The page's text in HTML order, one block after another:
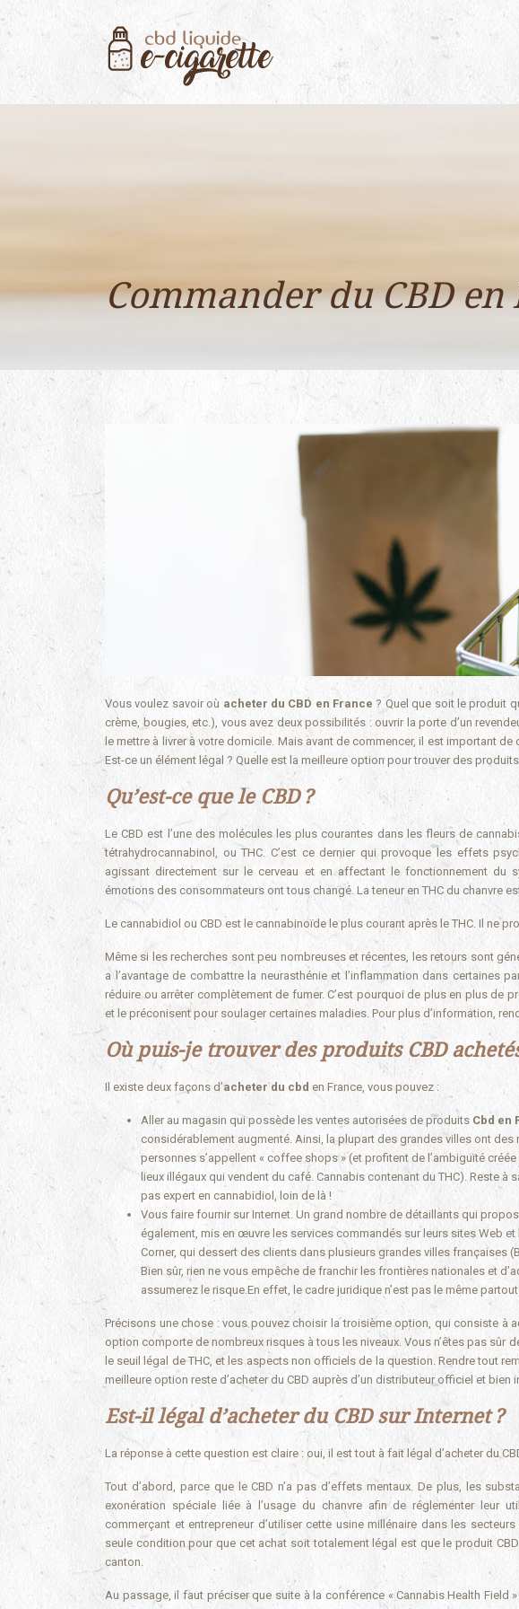
Commander du CBD
Vous voulez savoir où acheter du CBD en France ? Quel que soit le produit
crème, bougies, etc.), vous avez deux possibilités : ouvrir la porte d’un
le mettre à livrer à votre domicile. Mais avant de commencer, il est important
Est-ce un élément légal ? Quelle est la meilleure option pour trouver des produits
Qu’est-ce que le CBD ?
Le CBD est l’une des molécules les plus courantes dans les fleurs de
tétrahydrocannabinol, ou THC. C’est ce dernier qui provoque les effets
agissant directement sur le cerveau et en affectant le fonctionnement du
émotions des consommateurs ont tous changé. La teneur en THC du chanvre
Le cannabidiol ou CBD est le cannabinoïde le plus courant après le THC. Il ne
Même si les recherches sont peu nombreuses et récentes, les retours sont
a l’avantage de combattre la neurasthénie et l’inflammation dans certaines
réduire ou arrêter complètement de fumer. C’est pourquoi de plus en plus de
et le préconisent pour soulager certaines maladies. Pour plus d’information,
Où puis-je trouver des produits CBD
Il existe deux façons d’acheter du cbd en France, vous pouvez :
Aller au magasin qui possède les ventes autorisées de produits Cbd en
considérablement augmenté. Ainsi, la plupart des grandes villes ont
personnes s’appellent « coffee shops » (et profitent de l’ambiguïté
lieux illégaux qui vendent du café. Cannabis contenant du THC). Reste
pas expert en cannabidiol, loin de là !
Vous faire fournir sur Internet. Un grand nombre de détaillants qui
également, mis en œuvre les services commandés sur leurs sites Web et
Corner, qui dessert des clients dans plusieurs grandes villes françaises
Bien sûr, rien ne vous empêche de franchir les frontières nationales et
assumerez le risque.En effet, le cadre juridique n’est pas le même
Précisons une chose : vous pouvez choisir la troisième option, qui consiste à
option comporte de nombreux risques à tous les niveaux. Vous n’êtes pas sûr
le seuil légal de THC, et les aspects non officiels de la question. Rendre tout
meilleure option reste d’acheter du CBD auprès d’un distributeur officiel et bien
Est-il légal d’acheter du CBD sur Internet ?
La réponse à cette question est claire : oui, il est tout à fait légal d’acheter du
Tout d’abord, parce que le CBD n’a pas d’effets mentaux. De plus, les
exonération spéciale liée à l’usage du chanvre afin de réglementer leur
commerçant et entrepreneur d’utiliser cette usine millénaire dans les
seule condition pour que cet achat soit totalement légal est que le produit
canton.
Au passage, il faut préciser que suite à la conférence « Cannabis Health Field